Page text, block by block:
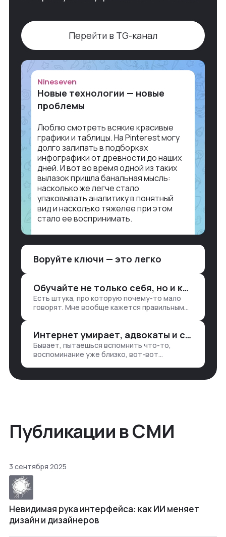
Перейти в TG-канал
Nineseven
Новые технологии — новые
проблемы
Люблю смотреть всякие красивые
графики и таблицы. На Pinterest могу
долго залипать в подборках
инфографики от древности до наших
дней. И вот во время одной из таких
вылазок пришла банальная мысль:
насколько же легче стало
упаковывать аналитику в понятный
вид и насколько тяжелее при этом
стало ее воспринимать.
аналитикой лет 15 назад, нужно было:
продажи, заявки, прогресс по проекту
— все ручками
Воруйте ключи — это легко
Обучайте не только себя, но и клиентов
Есть штука, про которую почему-то мало
говорят. Мне вообще кажется правильным
хватаешь у клиента: е…
Интернет умирает, адвокаты и судьи в растерянности, а я хочу песню
Бывает, пытаешься вспомнить что-то,
воспоминание уже близко, вот-вот
неделями, если сильно не повезе…
Публикации в СМИ
3 сентября 2025
Невидимая рука интерфейса: как ИИ меняет
дизайн и дизайнеров